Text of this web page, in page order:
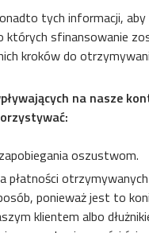
tych informacji,
których sfinansowanie
kroków do
na nasze
oszustwom.
płatności
ponieważ jest to
klientem albo